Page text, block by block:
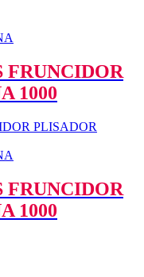
FRUNCIDOR
1000
FRUNCIDOR
1000